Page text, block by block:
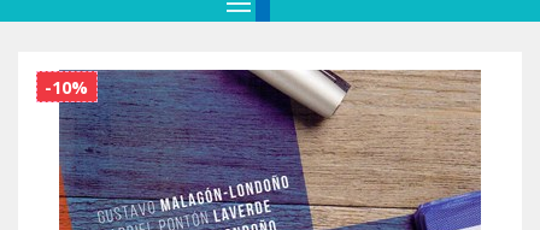
-10%